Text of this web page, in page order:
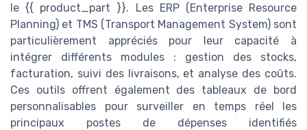
le {{ product_part }}. Les ERP (Enterprise Resource
Planning) et TMS (Transport Management System) sont
particulièrement appréciés pour leur capacité à
intégrer différents modules : gestion des stocks,
facturation, suivi des livraisons, et analyse des coûts.
Ces outils offrent également des tableaux de bord
personnalisables pour surveiller en temps réel les
principaux postes de dépenses identifiés